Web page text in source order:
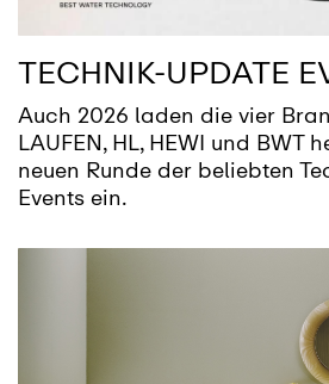
TECHNIK-UPDATE
Auch 2026 laden die vier
LAUFEN, HL, HEWI und BWT
neuen Runde der beliebten
Events ein.